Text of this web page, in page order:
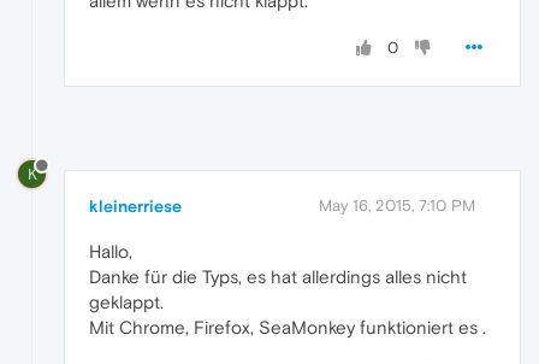
0
K
kleinerriese May 16, 2015, 7:10 PM
Hallo,
Danke für die Typs, es hat allerdings alles nicht
geklappt.
Mit Chrome, Firefox, SeaMonkey funktioniert es .